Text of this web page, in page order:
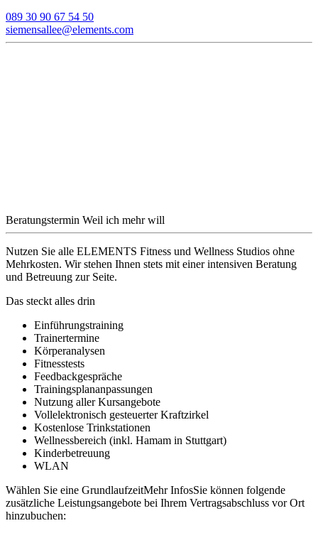
089 30 90 67 54 50
siemensallee@elements.com
Beratungstermin Weil ich mehr will
Nutzen Sie alle ELEMENTS Fitness und Wellness Studios ohne
Mehrkosten. Wir stehen Ihnen stets mit einer intensiven Beratung
und Betreuung zur Seite.
Das steckt alles drin
Einführungstraining
Trainertermine
Körperanalysen
Fitnesstests
Feedbackgespräche
Trainingsplananpassungen
Nutzung aller Kursangebote
Vollelektronisch gesteuerter Kraftzirkel
Kostenlose Trinkstationen
Wellnessbereich (inkl. Hamam in Stuttgart)
Kinderbetreuung
WLAN
Wählen Sie eine GrundlaufzeitMehr InfosSie können folgende
zusätzliche Leistungsangebote bei Ihrem Vertragsabschluss vor Ort
hinzubuchen: